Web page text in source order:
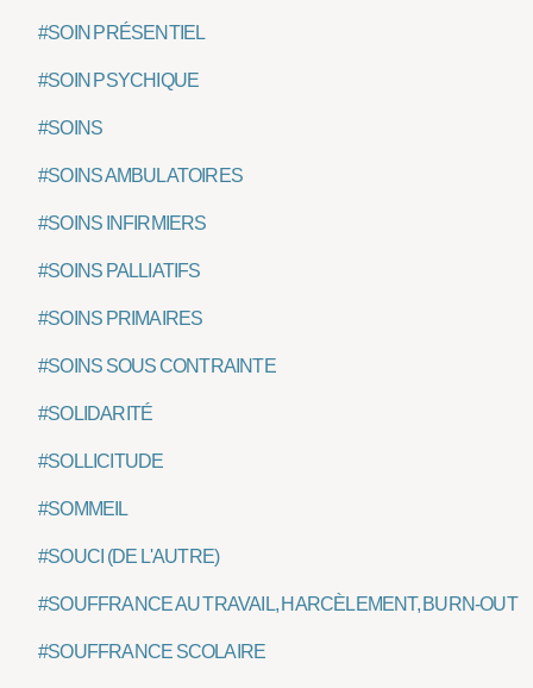
#SOIN PRÉSENTIEL
#SOIN PSYCHIQUE
#SOINS
#SOINS AMBULATOIRES
#SOINS INFIRMIERS
#SOINS PALLIATIFS
#SOINS PRIMAIRES
#SOINS SOUS CONTRAINTE
#SOLIDARITÉ
#SOLLICITUDE
#SOMMEIL
#SOUCI (DE L'AUTRE)
#SOUFFRANCE AU TRAVAIL, HARCÈLEMENT, BURN-OUT
#SOUFFRANCE SCOLAIRE